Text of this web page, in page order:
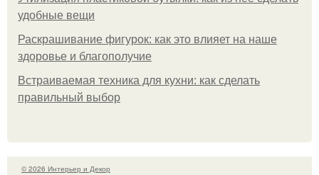
удобные вещи
Раскрашивание фигурок: как это влияет на наше
здоровье и благополучие
Встраиваемая техника для кухни: как сделать
правильный выбор
© 2026 Интерьер и Декор